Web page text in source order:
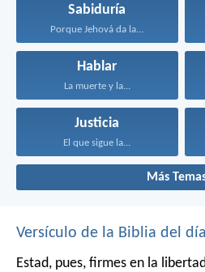
Sabiduría
Porque Jehová da la...
Hablar
La muerte y la...
Justicia
El que sigue la...
Más
Versículo de la Biblia del día
Estad, pues, firmes en la